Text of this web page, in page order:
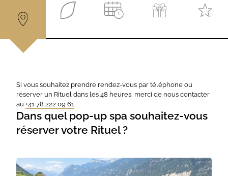
Si vous souhaitez prendre rendez-vous par téléphone ou
réserver un Rituel dans les 48 heures, merci de nous contacter
au +41 78 222 09 61.
Dans quel pop-up spa souhaitez-vous
réserver votre Rituel ?